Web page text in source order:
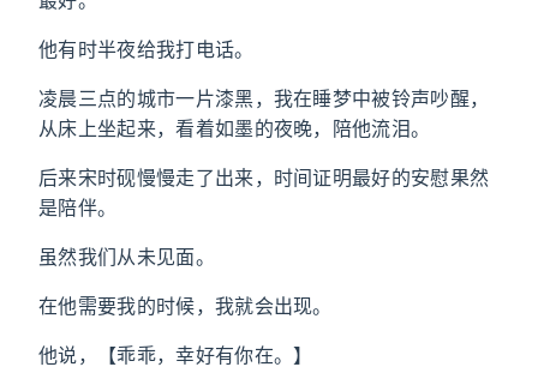
他有时半夜给我打电话。
凌晨三点的城市一片漆黑，我在睡梦中被铃声吵醒，
从床上坐起来，看着如墨的夜晚，陪他流泪。
后来宋时砚慢慢走了出来，时间证明最好的安慰果然
是陪伴。
虽然我们从未见面。
在他需要我的时候，我就会出现。
他说，【乖乖，幸好有你在。】